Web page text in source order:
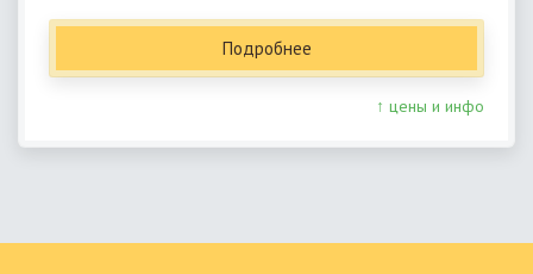
Подробнее
↑ цены и инфо